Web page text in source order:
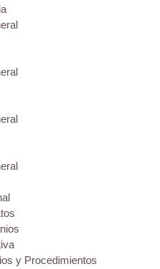
y Procedimientos